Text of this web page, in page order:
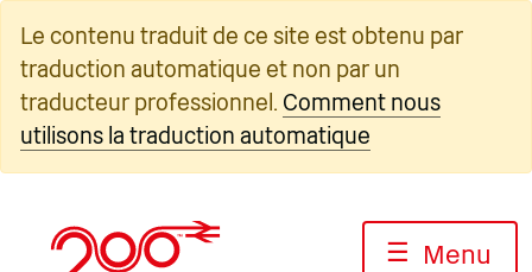
content
Le contenu traduit de ce site est obtenu par
traduction automatique et non par un
traducteur professionnel. Comment nous
utilisons la traduction automatique
☰ Menu